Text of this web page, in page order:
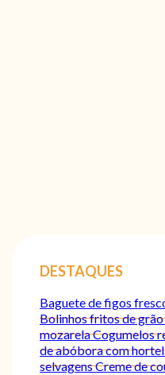
DESTAQUES
Baguete de figos
Bolinhos fritos de grão
mozarelaCogumelos
de abóbora com
selvagensCreme de